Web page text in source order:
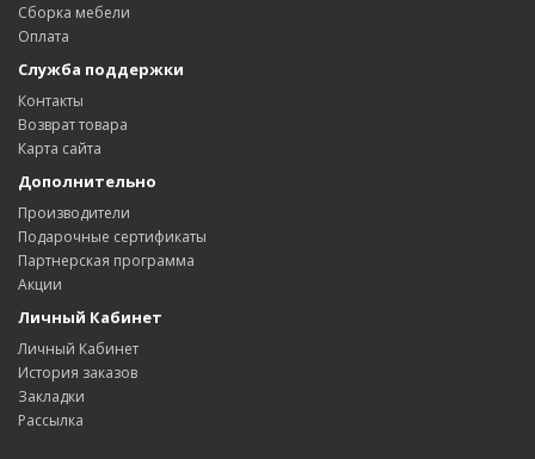
Сборка мебели
Оплата
Служба поддержки
Контакты
Возврат товара
Карта сайта
Дополнительно
Производители
Подарочные сертификаты
Партнерская программа
Акции
Личный Кабинет
Личный Кабинет
История заказов
Закладки
Рассылка